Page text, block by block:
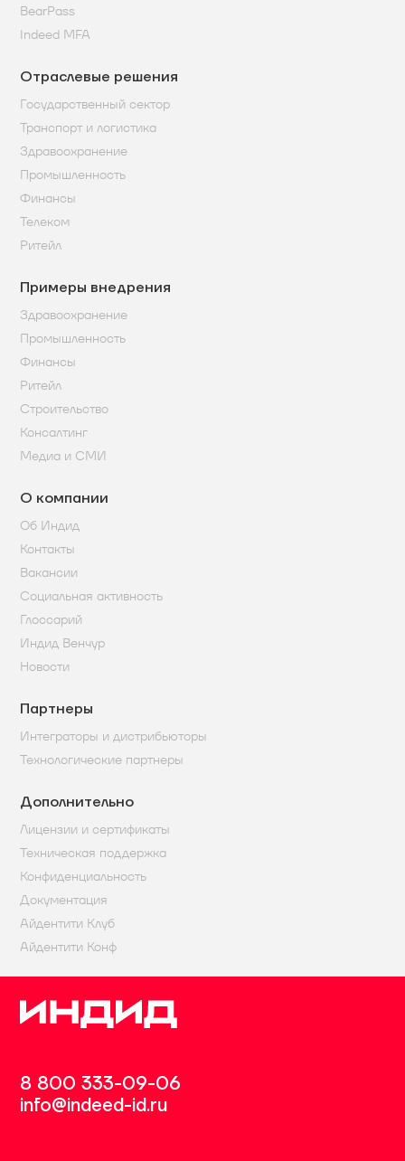
BearPass
Indeed MFA
Отраслевые решения
Государственный сектор
Транспорт и логистика
Здравоохранение
Промышленность
Финансы
Телеком
Ритейл
Примеры внедрения
Здравоохранение
Промышленность
Финансы
Ритейл
Строительство
Консалтинг
Медиа и СМИ
О компании
Об Индид
Контакты
Вакансии
Социальная активность
Глоссарий
Индид Венчур
Новости
Партнеры
Интеграторы и дистрибьюторы
Технологические партнеры
Дополнительно
Лицензии и сертификаты
Техническая поддержка
Конфиденциальность
Документация
Айдентити Клуб
Айдентити Конф
8 800 333-09-06
info@indeed-id.ru